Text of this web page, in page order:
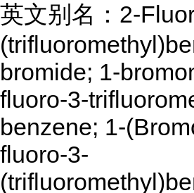
英文别名：2-
bromide; 1-
fluoro-3-
benzene; 1-
fluoro-3-